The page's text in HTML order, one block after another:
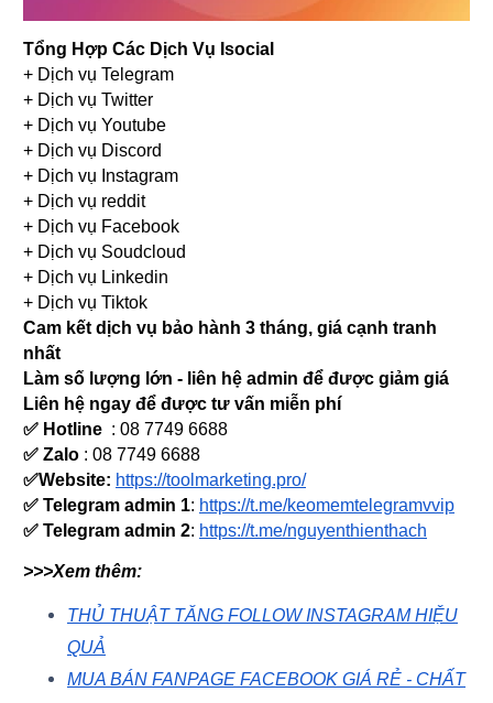
Tổng Hợp Các Dịch Vụ Isocial
+ Dịch vụ Telegram
+ Dịch vụ Twitter
+ Dịch vụ Youtube
+ Dịch vụ Discord
+ Dịch vụ Instagram
+ Dịch vụ reddit
+ Dịch vụ Facebook
+ Dịch vụ Soudcloud
+ Dịch vụ Linkedin
+ Dịch vụ Tiktok
Cam kết dịch vụ bảo hành 3 tháng, giá cạnh tranh
nhất
Làm số lượng lớn - liên hệ admin để được giảm giá
Liên hệ ngay để được tư vấn miễn phí
✅ Hotline : 08 7749 6688
✅ Zalo : 08 7749 6688
✅Website: https://toolmarketing.pro/
✅ Telegram admin 1: https://t.me/keomemtelegramvvip
✅ Telegram admin 2: https://t.me/nguyenthienthach
>>>Xem thêm:
THỦ THUẬT TĂNG FOLLOW INSTAGRAM HIỆU
QUẢ
MUA BÁN FANPAGE FACEBOOK GIÁ RẺ - CHẤT